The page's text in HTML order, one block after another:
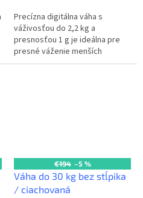
Precízna digitálna váha s
váživosťou do 2,2 kg a
presnosťou 1 g je ideálna pre
presné váženie menších
množstiev surovín v komerčnej
€194 –5 %
Váha do 30 kg bez stĺpika
/ ciachovaná